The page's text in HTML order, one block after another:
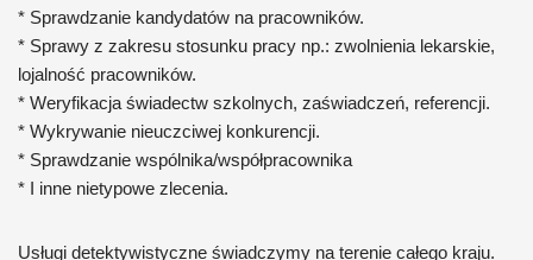
* Sprawdzanie kandydatów na pracowników.
* Sprawy z zakresu stosunku pracy np.: zwolnienia lekarskie,
lojalność pracowników.
* Weryfikacja świadectw szkolnych, zaświadczeń, referencji.
* Wykrywanie nieuczciwej konkurencji.
* Sprawdzanie wspólnika/współpracownika
* I inne nietypowe zlecenia.
Usługi detektywistyczne świadczymy na terenie całego kraju.